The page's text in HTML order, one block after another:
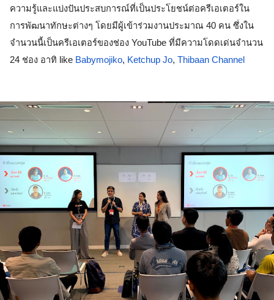
ความรู้และแบ่งปันประสบการณ์ที่เป็นประโยชน์ต่อครีเอเตอร์ใน
การพัฒนาทักษะต่างๆ โดยมีผู้เข้าร่วมงานประมาณ 40 คน ซึ่งใน
จำนวนนี้เป็นครีเอเตอร์ของช่อง YouTube ที่มีความโดดเด่นจำนวน
24 ช่อง อาทิ like Babymojiko, Ketchup Jo, Thibaan Channel